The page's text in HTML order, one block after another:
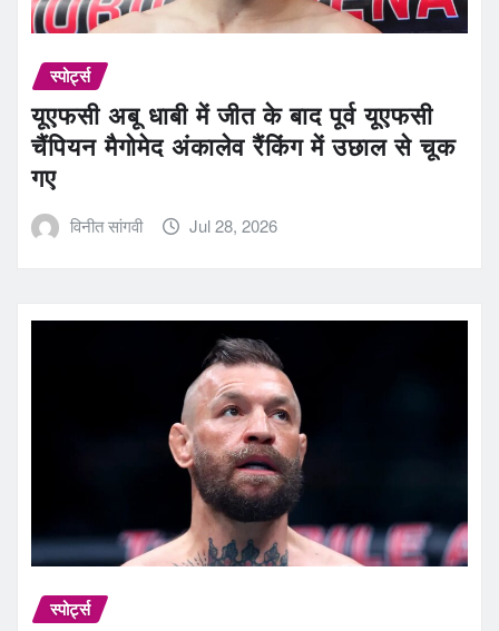
स्पोर्ट्स
यूएफसी अबू धाबी में जीत के बाद पूर्व यूएफसी
चैंपियन मैगोमेद अंकालेव रैंकिंग में उछाल से चूक
गए
विनीत सांगवी Jul 28, 2026
स्पोर्ट्स